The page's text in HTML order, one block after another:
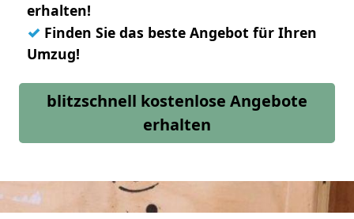
erhalten!
✓ Finden Sie das beste Angebot für Ihren
Umzug!
blitzschnell kostenlose Angebote
erhalten